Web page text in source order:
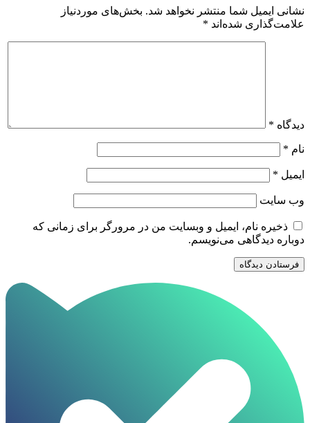
نشانی ایمیل شما منتشر نخواهد شد. بخش‌های موردنیاز
علامت‌گذاری شده‌اند *
دیدگاه *
نام *
ایمیل *
وب‌ سایت
ذخیره نام، ایمیل و وبسایت من در مرورگر برای زمانی که
دوباره دیدگاهی می‌نویسم.